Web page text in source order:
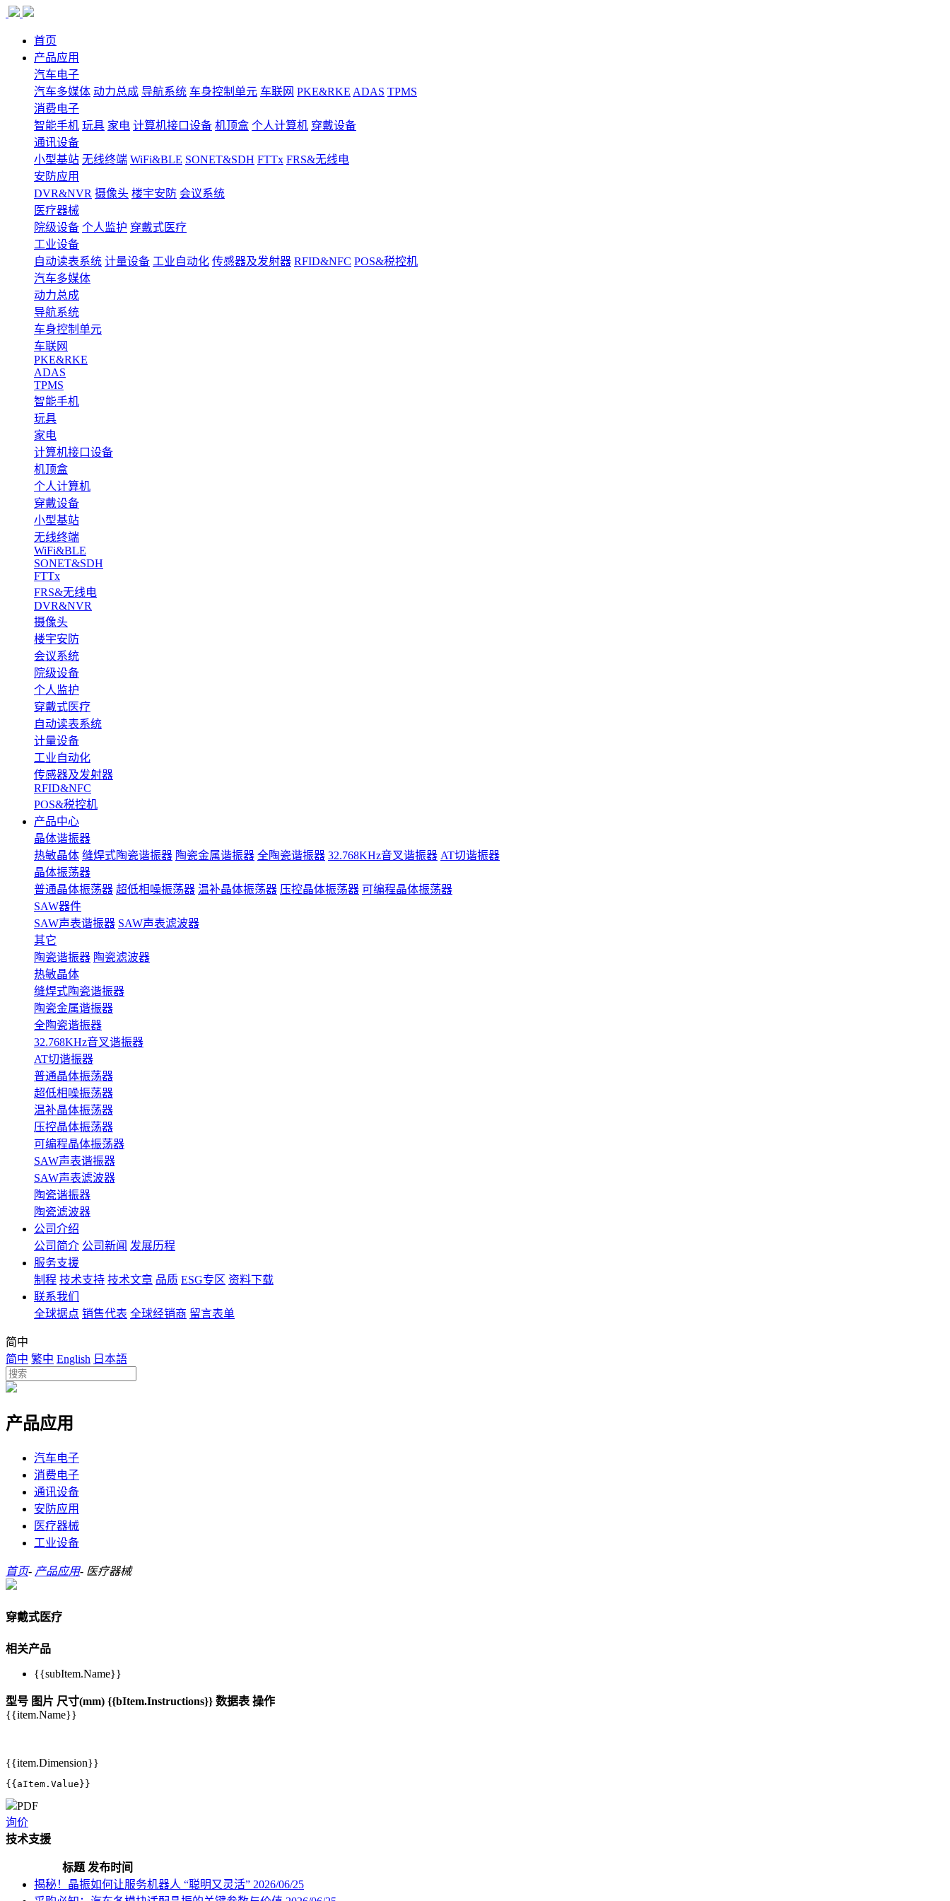
首页
产品应用
汽车电子
汽车多媒体 动力总成 导航系统 车身控制单元 车联网 PKE&RKE ADAS TPMS
消费电子
智能手机 玩具 家电 计算机接口设备 机顶盒 个人计算机 穿戴设备
通讯设备
小型基站 无线终端 WiFi&BLE SONET&SDH FTTx FRS&无线电
安防应用
DVR&NVR 摄像头 楼宇安防 会议系统
医疗器械
院级设备 个人监护 穿戴式医疗
工业设备
自动读表系统 计量设备 工业自动化 传感器及发射器 RFID&NFC POS&税控机
汽车多媒体
动力总成
导航系统
车身控制单元
车联网
PKE&RKE
ADAS
TPMS
智能手机
玩具
家电
计算机接口设备
机顶盒
个人计算机
穿戴设备
小型基站
无线终端
WiFi&BLE
SONET&SDH
FTTx
FRS&无线电
DVR&NVR
摄像头
楼宇安防
会议系统
院级设备
个人监护
穿戴式医疗
自动读表系统
计量设备
工业自动化
传感器及发射器
RFID&NFC
POS&税控机
产品中心
晶体谐振器
热敏晶体 缝焊式陶瓷谐振器 陶瓷金属谐振器 全陶瓷谐振器 32.768KHz音叉谐振器 AT切谐振器
晶体振荡器
普通晶体振荡器 超低相噪振荡器 温补晶体振荡器 压控晶体振荡器 可编程晶体振荡器
SAW器件
SAW声表谐振器 SAW声表滤波器
其它
陶瓷谐振器 陶瓷滤波器
热敏晶体
缝焊式陶瓷谐振器
陶瓷金属谐振器
全陶瓷谐振器
32.768KHz音叉谐振器
AT切谐振器
普通晶体振荡器
超低相噪振荡器
温补晶体振荡器
压控晶体振荡器
可编程晶体振荡器
SAW声表谐振器
SAW声表滤波器
陶瓷谐振器
陶瓷滤波器
公司介绍
公司简介 公司新闻 发展历程
服务支援
制程 技术支持 技术文章 品质 ESG专区 资料下载
联系我们
全球据点 销售代表 全球经销商 留言表单
简中
简中 繁中 English 日本語
产品应用
汽车电子
消费电子
通讯设备
安防应用
医疗器械
工业设备
首页- 产品应用- 医疗器械
穿戴式医疗
相关产品
{{subItem.Name}}
型号 图片 尺寸(mm) {{bItem.Instructions}} 数据表 操作
{{item.Name}}
{{item.Dimension}}
{{aItem.Value}}
PDF
询价
技术支援
标题 发布时间
揭秘！晶振如何让服务机器人 “聪明又灵活” 2026/06/25